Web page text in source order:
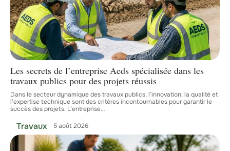
Les secrets de l’entreprise Aeds spécialisée dans les
travaux publics pour des projets réussis
Dans le secteur dynamique des travaux publics, l’innovation, la qualité et
l’expertise technique sont des critères incontournables pour garantir le
succès des projets. L’entreprise…
Travaux 5 août 2026